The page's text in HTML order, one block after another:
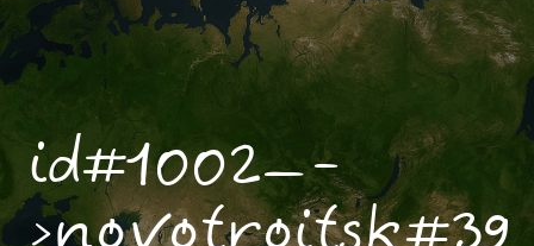
id#1002—-
>novotroitsk#39